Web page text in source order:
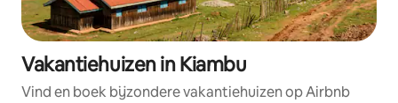
Vakantiehuizen in Kiambu
Vind en boek bijzondere vakantiehuizen op Airbnb